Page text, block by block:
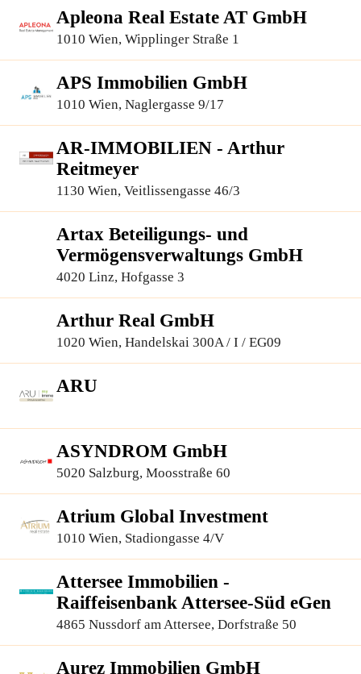
Apleona Real Estate AT GmbH
1010 Wien, Wipplinger Straße 1
APS Immobilien GmbH
1010 Wien, Naglergasse 9/17
AR-IMMOBILIEN - Arthur
Reitmeyer
1130 Wien, Veitlissengasse 46/3
Artax Beteiligungs- und
Vermögensverwaltungs GmbH
4020 Linz, Hofgasse 3
Arthur Real GmbH
1020 Wien, Handelskai 300A / I / EG09
ARU
ASYNDROM GmbH
5020 Salzburg, Moosstraße 60
Atrium Global Investment
1010 Wien, Stadiongasse 4/V
Attersee Immobilien -
Raiffeisenbank Attersee-Süd eGen
4865 Nussdorf am Attersee, Dorfstraße 50
Aurez Immobilien GmbH